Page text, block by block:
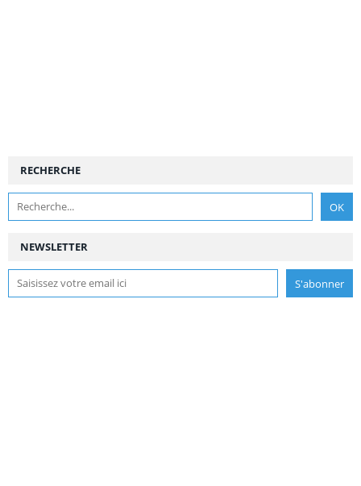
NEWSLETTER
RECHERCHE